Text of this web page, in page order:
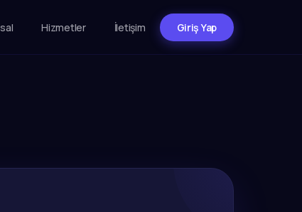
Hizmetler İletişim Giriş Yap